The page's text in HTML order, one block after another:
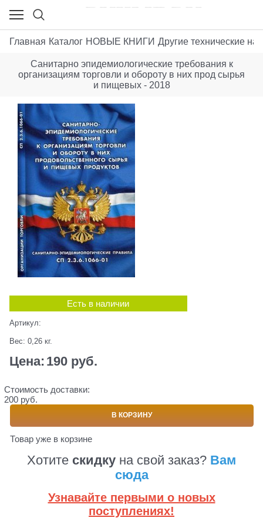
Главная Каталог НОВЫЕ КНИГИ Другие технические
Санитарно эпидемиологические требования к
организациям торговли и обороту в них прод сырья
и пищевых - 2018
Есть в наличии
Артикул:
Вес: 0,26 кг.
Цена: 190 руб.
Стоимость доставки:
200 руб.
В КОРЗИНУ
Товар уже в корзине
Хотите скидку на свой заказ? Вам
сюда
Узнавайте первыми о новых
поступлениях!